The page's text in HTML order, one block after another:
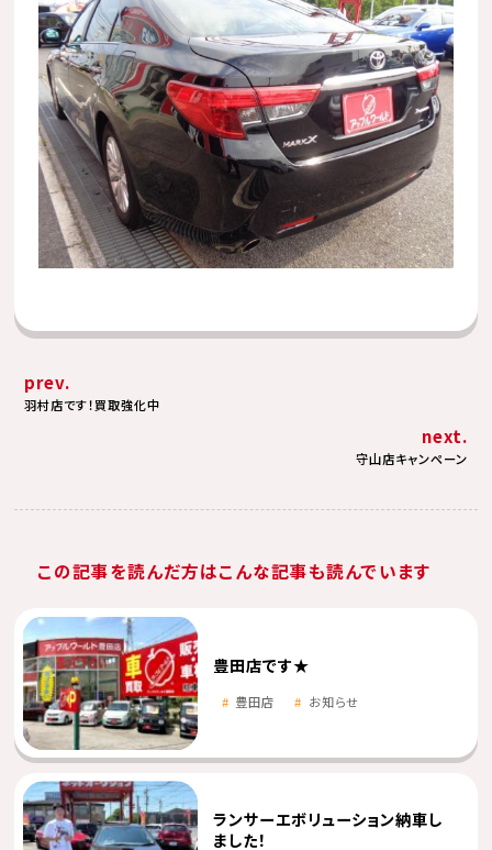
prev.
羽村店です！買取強化中
next.
守山店キャンペーン
この記事を読んだ方はこんな記事も読んでいます
豊田店です★
豊田店 お知らせ
ランサーエボリューション納車し
ました！